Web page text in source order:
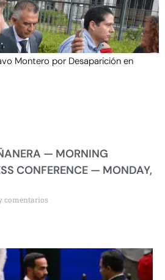
Montero por Desaparición en
— MORNING
CONFERENCE — MONDAY,
comentarios